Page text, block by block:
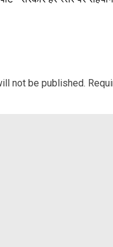
not be published.